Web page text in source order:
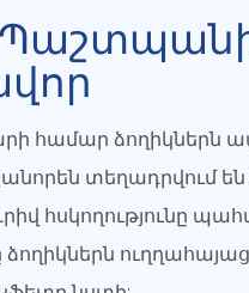
համար ձողիկներն
տեղադրվում
հսկողությունը